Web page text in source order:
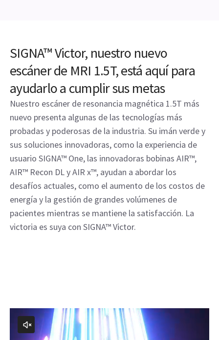
SIGNA™ Victor, nuestro nuevo
escáner de MRI 1.5T, está aquí para
ayudarlo a cumplir sus metas
Nuestro escáner de resonancia magnética 1.5T más
nuevo presenta algunas de las tecnologías más
probadas y poderosas de la industria. Su imán verde y
sus soluciones innovadoras, como la experiencia de
usuario SIGNA™ One, las innovadoras bobinas AIR™,
AIR™ Recon DL y AIR x™, ayudan a abordar los
desafíos actuales, como el aumento de los costos de
energía y la gestión de grandes volúmenes de
pacientes mientras se mantiene la satisfacción. La
victoria es suya con SIGNA™ Victor.